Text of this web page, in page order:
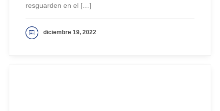
resguarden en el […]
diciembre 19, 2022
VER MAS